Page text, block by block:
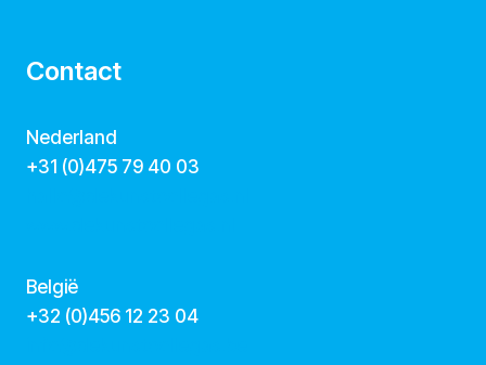
Contact
Nederland
+31 (0)475 79 40 03
België
‭+32 (0)456 12 23 04‬